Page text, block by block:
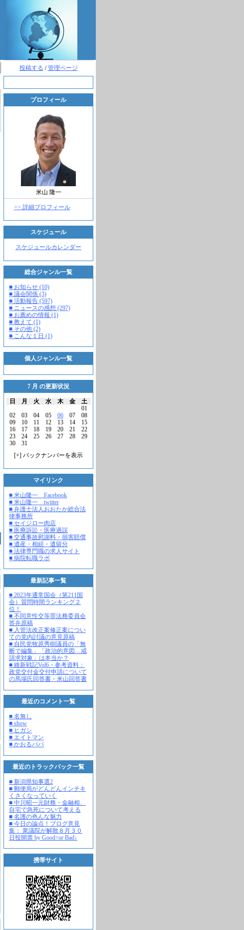
投稿する /管理ページ
プロフィール
米山 隆一
>> 詳細プロフィール
スケジュール
スケジュールカレンダー
総合ジャンル一覧
■ お知らせ (10)
■ 議会関係 (3)
■ 活動報告 (597)
■ ニュースの感想 (297)
■ お薦めの情報 (1)
■ 教えて (1)
■ その他 (2)
■ こんな１日 (1)
個人ジャンル一覧
7 月 の更新状況
日 月 火 水 木 金
土
01
02
03 04 05 06 07
08
09
10 11 12 13 14
15
16
17 18 19 20 21
22
23
24 25 26 27 28
29
30
31
[+] バックナンバーを表示
マイリンク
■ 米山隆一 Facebook
■ 米山隆一 twitter
■ 弁護士法人おおたか総合法
律事務所
■ セイジロー肉店
■ 医療訴訟・医療過誤
■ 交通事故慰謝料・損害賠償
■ 遺産・相続・遺留分
■ 法律専門職の求人サイト
■ 病院転職ラボ
最新記事一覧
■ 2023年通常国会（第211国
会）質問時間ランキング２
位！
■ 不同意性交等罪法務委員会
答弁原稿
■ 入管法改正案修正案につい
ての党内討議の意見原稿
■ 自民党牧原秀樹議員の「無
断で編集」「政治的意図…戒
請求対象」は本当か？
■ 維新戦記Vol6・参考資料：
政党交付金交付申請について
の馬場氏回答書・米山回答書
最近のコメント一覧
■ 名無し
■ show
■ ヒガシ
■ エイトマン
■ かおるパパ
最近のトラックバック一覧
■ 新潟県知事選2
■ 郵便局がどんどんインチキ
くさくなっていく
■ 中川昭一元財務・金融相、
自宅で急死について考える
■ 名護の色んな魅力
■ 今日の論点！ブログ意見
集： 衆議院が解散８月３０
日投開票 by Good↑or Bad↓
携帯サイト